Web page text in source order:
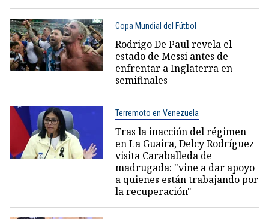
Copa Mundial del Fútbol
Rodrigo De Paul revela el
estado de Messi antes de
enfrentar a Inglaterra en
semifinales
Terremoto en Venezuela
Tras la inacción del régimen
en La Guaira, Delcy Rodríguez
visita Caraballeda de
madrugada: "vine a dar apoyo
a quienes están trabajando por
la recuperación"